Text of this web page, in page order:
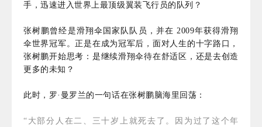
手，迅速进入世界上最顶级翼装飞行员的队列？
张树鹏曾经是滑翔伞国家队队员，并在 2009年获得滑翔
伞世界冠军。正是在成为冠军后，面对人生的十字路口，
张树鹏开始思考：是继续滑翔伞待在舒适区，还是去创造
更多的未知？
此时，罗·曼罗兰的一句话在张树鹏脑海里回荡：
“大部分人在二、三十岁上就死去了。因为过了这个年